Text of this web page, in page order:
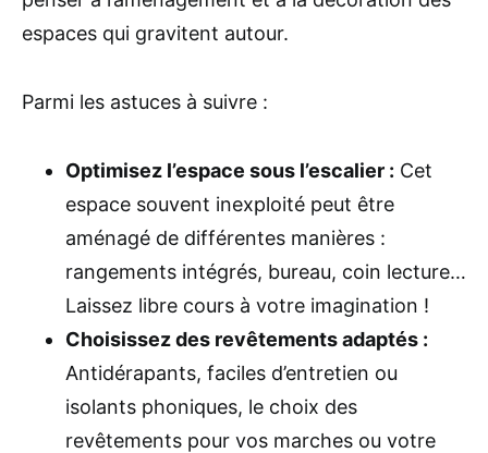
espaces qui gravitent autour.
Parmi les astuces à suivre :
Optimisez l’espace sous l’escalier : Cet
espace souvent inexploité peut être
aménagé de différentes manières :
rangements intégrés, bureau, coin lecture…
Laissez libre cours à votre imagination !
Choisissez des revêtements adaptés :
Antidérapants, faciles d’entretien ou
isolants phoniques, le choix des
revêtements pour vos marches ou votre